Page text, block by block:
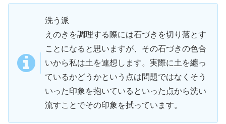
洗う派
えのきを調理する際には石づきを切り落とす
ことになると思いますが、その石づきの色合
いから私は土を連想します。実際に土を纏っ
ているかどうかという点は問題ではなくそう
いった印象を抱いているといった点から洗い
流すことでその印象を拭っています。